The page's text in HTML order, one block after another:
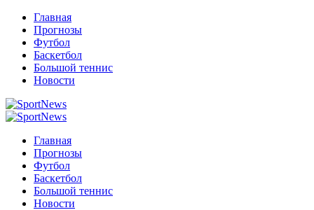
Перейти
содержимому
Главная
Прогнозы
Футбол
Баскетбол
Большой теннис
Новости
Primary
Главная
Прогнозы
Футбол
Баскетбол
Большой теннис
Новости